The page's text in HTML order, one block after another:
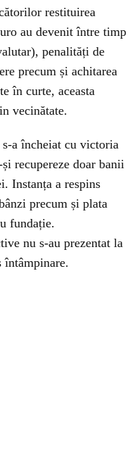
restituirea
au devenit între timp
penalități de
precum și achitarea
în curte, aceasta
vecinătate.
a încheiat cu victoria
recupereze doar banii
Instanța a respins
precum și plata
fundație.
nu s-au prezentat la
întâmpinare.